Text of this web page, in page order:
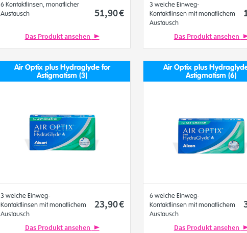
6 Kontaktlinsen, monatlicher
Austausch
51,90€
Das Produkt ansehen
3 weiche Einweg-
Kontaktlinsen mit monatlichem
Austausch
Das Produkt ansehen
Air Optix plus Hydraglyde for
Astigmatism (3)
3 weiche Einweg-
Kontaktlinsen mit monatlichem
Austausch
23,90€
Das Produkt ansehen
Air Optix plus
Astigmatism (6)
6 weiche Einweg-
Kontaktlinsen mit monatlichem
Austausch
Das Produkt ansehen